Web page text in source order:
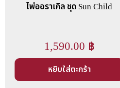
ไพ่ออราเคิล ชุด Sun Child
1,590.00 ฿
หยิบใส่ตะกร้า